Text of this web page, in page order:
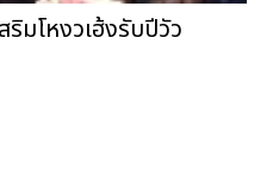
มโหงวเฮ้งรับปีวัว